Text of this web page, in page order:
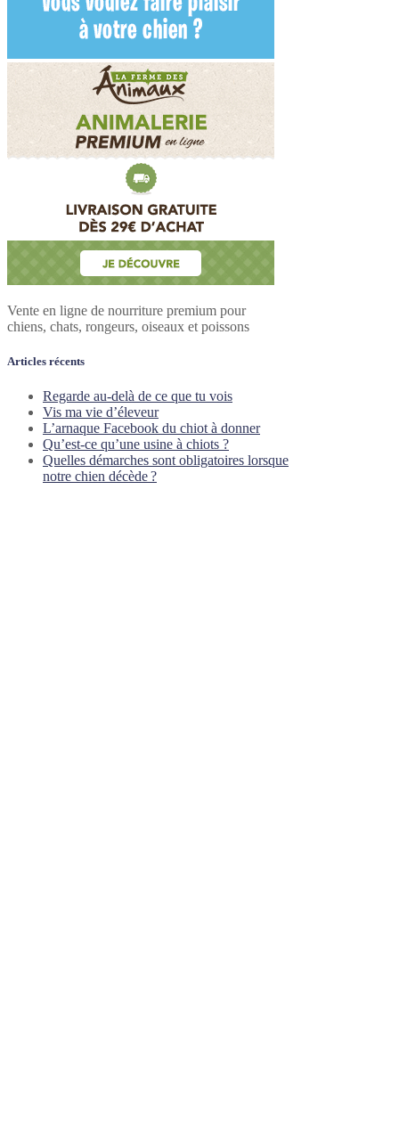
Vente en ligne de nourriture premium pour
chiens, chats, rongeurs, oiseaux et poissons
Articles récents
Regarde au-delà de ce que tu vois
Vis ma vie d’éleveur
L’arnaque Facebook du chiot à donner
Qu’est-ce qu’une usine à chiots ?
Quelles démarches sont obligatoires lorsque
notre chien décède ?